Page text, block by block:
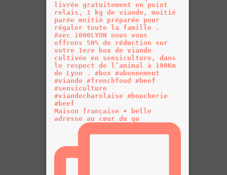
Maison française • belle
adresse au cœur du qu